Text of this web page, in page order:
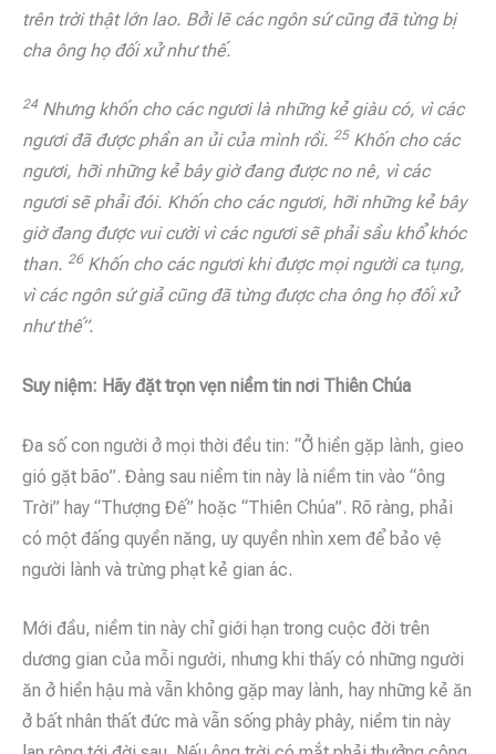
trên trời thật lớn lao. Bởi lẽ các ngôn sứ cũng đã từng bị
cha ông họ đối xử như thế.
24 Nhưng khốn cho các ngươi là những kẻ giàu có, vì các
ngươi đã được phần an ủi của mình rồi. 25 Khốn cho các
ngươi, hỡi những kẻ bây giờ đang được no nê, vì các
ngươi sẽ phải đói. Khốn cho các ngươi, hỡi những kẻ bây
giờ đang được vui cười vì các ngươi sẽ phải sầu khổ khóc
than. 26 Khốn cho các ngươi khi được mọi người ca tụng,
vì các ngôn sứ giả cũng đã từng được cha ông họ đối xử
như thế”.
Suy niệm: Hãy đặt trọn vẹn niềm tin nơi Thiên Chúa
Đa số con người ở mọi thời đều tin: “Ở hiền gặp lành, gieo
gió gặt bão”. Đàng sau niềm tin này là niềm tin vào “ông
Trời” hay “Thượng Đế” hoặc “Thiên Chúa”. Rõ ràng, phải
có một đấng quyền năng, uy quyền nhìn xem để bảo vệ
người lành và trừng phạt kẻ gian ác.
Mới đầu, niềm tin này chỉ giới hạn trong cuộc đời trên
dương gian của mỗi người, nhưng khi thấy có những người
ăn ở hiền hậu mà vẫn không gặp may lành, hay những kẻ ăn
ở bất nhân thất đức mà vẫn sống phây phây, niềm tin này